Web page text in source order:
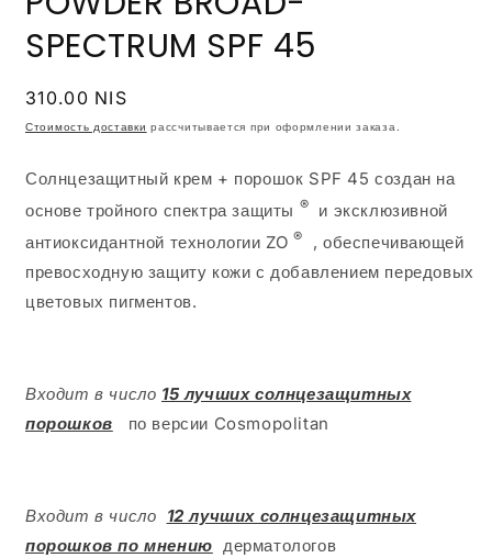
SPECTRUM SPF 45
Обычная
цена
310.00 NIS
Стоимость доставки рассчитывается при оформлении заказа.
Солнцезащитный крем + порошок SPF 45 создан на
основе тройного спектра защиты ®
и эксклюзивной
антиоксидантной технологии ZO®
, обеспечивающей
превосходную защиту кожи с добавлением передовых
цветовых пигментов.
Входит в число 15 лучших солнцезащитных
порошков
по версии Cosmopolitan
Входит в число 12 лучших солнцезащитных
порошков по мнению дерматологов